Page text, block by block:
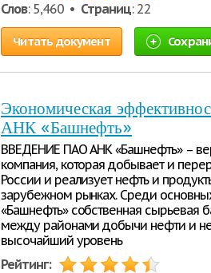
Слов: 5,460 • Страниц: 22
Читать документ
Экономическая
АНК «Башнефть»
ВВЕДЕНИЕ ПАО АНК «Башнефть» –
компания, которая добывает и
России и реализует нефть и
зарубежном рынках. Среди
«Башнефть» собственная сырьевая
между районами добычи нефти и
высочайший уровень
Рейтинг: